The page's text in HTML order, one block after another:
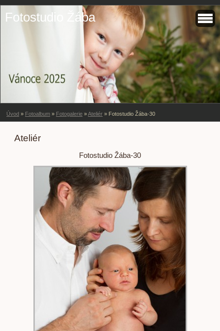
Fotostudio Žába
Úvod » Fotoalbum » Fotogalerie »Ateliér » Fotostudio Žába-30
Ateliér
Fotostudio Žába-30